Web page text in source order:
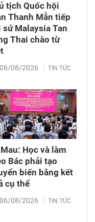
tịch Quốc hội
Thanh Mẫn tiếp
sứ Malaysia Tan
Thai chào từ
06/08/2026 TIN TỨC
Học và làm
Bác phải tạo
biến bằng kết
cụ thể
06/08/2026 TIN TỨC